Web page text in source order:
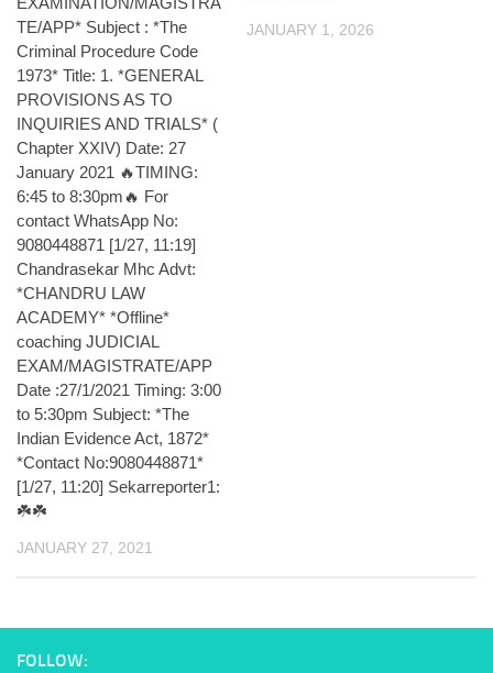
TE/APP* Subject : *The
Criminal Procedure Code
1973* Title: 1. *GENERAL
PROVISIONS AS TO
INQUIRIES AND TRIALS* (
Chapter XXIV) Date: 27
January 2021 🔥TIMING:
6:45 to 8:30pm🔥 For
contact WhatsApp No:
9080448871 [1/27, 11:19]
Chandrasekar Mhc Advt:
*CHANDRU LAW
ACADEMY* *Offline*
coaching JUDICIAL
EXAM/MAGISTRATE/APP
Date :27/1/2021 Timing: 3:00
to 5:30pm Subject: *The
Indian Evidence Act, 1872*
*Contact No:9080448871*
[1/27, 11:20] Sekarreporter1:
☘️☘️
JANUARY 27, 2021
JANUARY 1, 2026
FOLLOW: